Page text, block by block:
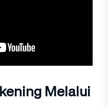
Melalui